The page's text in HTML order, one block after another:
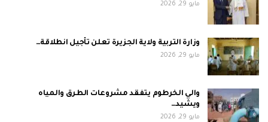
مايو 29, 2026
وزارة التربية ولاية الجزيرة تعلن تأجيل انطلاقة…
مايو 29, 2026
والي الخرطوم يتفقد مشروعات الطرق والمياه
ويشيد…
مايو 29, 2026